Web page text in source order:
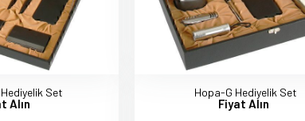
Set
Alın
Hopa-G Hediyelik Set
Fiyat Alın